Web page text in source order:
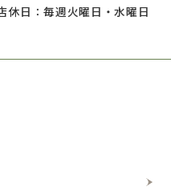
日：毎週火曜日・水曜日